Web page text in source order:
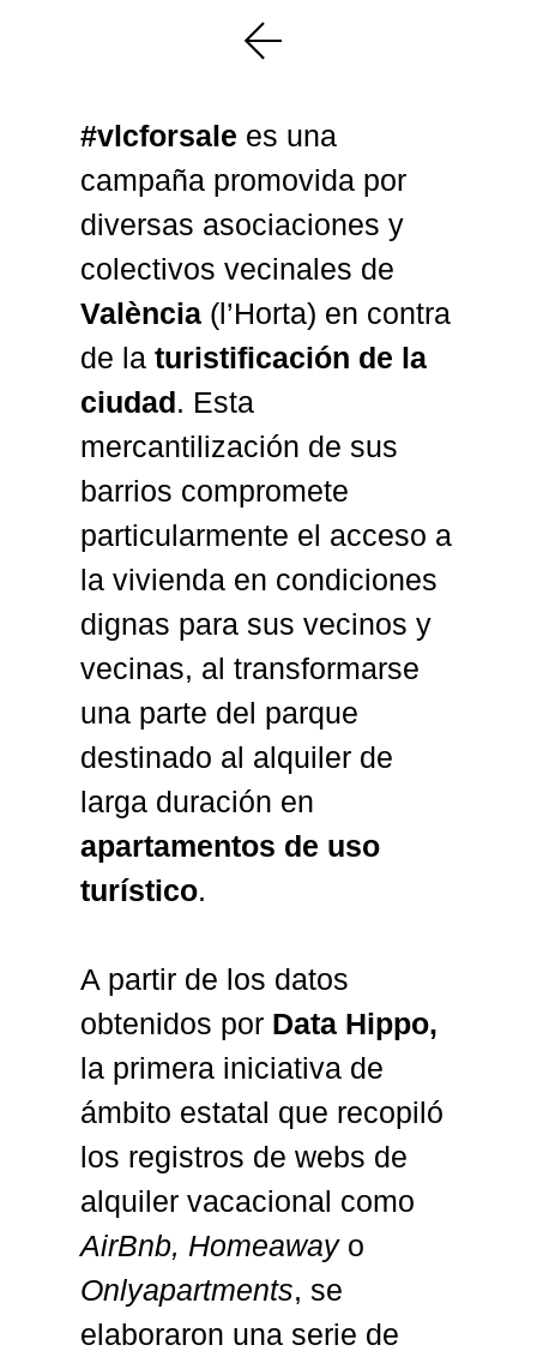
#vlcforsale es una
campaña promovida por
diversas asociaciones y
colectivos vecinales de
València (l’Horta) en contra
de laturistificación de la
ciudad. Esta
mercantilización de sus
barrios compromete
particularmente el acceso a
la vivienda en condiciones
dignas para sus vecinos y
vecinas, al transformarse
una parte del parque
destinado al alquiler de
larga duración en
apartamentos de uso
turístico.
A partir de los datos
obtenidos por Data Hippo,
la primera iniciativa de
ámbito estatal que recopiló
los registros de webs de
alquiler vacacional como
AirBnb, Homeawayo
Onlyapartments, se
elaboraron una serie de